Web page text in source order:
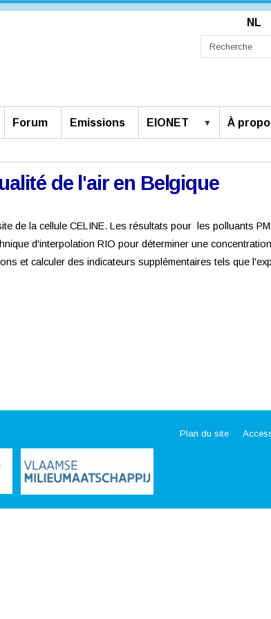
NL
Forum Emissions EIONET À
de l'air en Belgique
de la cellule CELINE. Les résultats pour les polluants
d'interpolation RIO pour déterminer une
et calculer des indicateurs supplémentaires tels que
Plan du site